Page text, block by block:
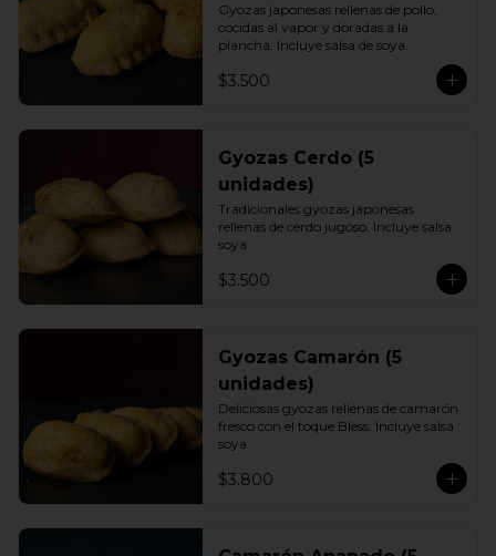
Gyozas japonesas rellenas de pollo,
cocidas al vapor y doradas a la
plancha. Incluye salsa de soya.
$3.500
Gyozas Cerdo (5
unidades)
Tradicionales gyozas japonesas
rellenas de cerdo jugoso. Incluye salsa
soya.
$3.500
Gyozas Camarón (5
unidades)
Deliciosas gyozas rellenas de camarón
fresco con el toque Bless. Incluye salsa
soya.
$3.800